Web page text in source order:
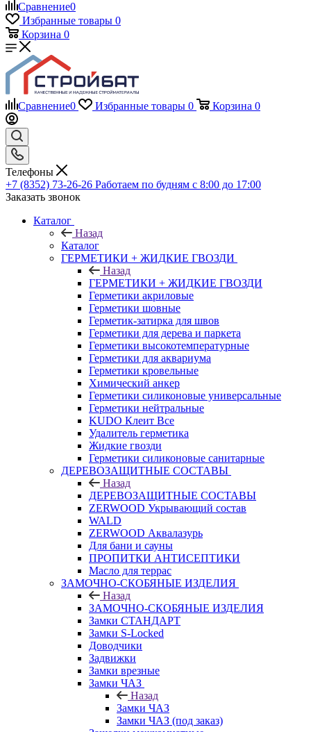
Сравнение0
Избранные товары 0
Корзина 0
Сравнение0 Избранные товары 0 Корзина 0
Телефоны
+7 (8352) 73-26-26 Работаем по будням с 8:00 до 17:00
Заказать звонок
Каталог
Назад
Каталог
ГЕРМЕТИКИ + ЖИДКИЕ ГВОЗДИ
Назад
ГЕРМЕТИКИ + ЖИДКИЕ ГВОЗДИ
Герметики акриловые
Герметики шовные
Герметик-затирка для швов
Герметики для дерева и паркета
Герметики высокотемпературные
Герметики для аквариума
Герметики кровельные
Химический анкер
Герметики силиконовые универсальные
Герметики нейтральные
KUDO Клеит Все
Удалитель герметика
Жидкие гвозди
Герметики силиконовые санитарные
ДЕРЕВОЗАЩИТНЫЕ СОСТАВЫ
Назад
ДЕРЕВОЗАЩИТНЫЕ СОСТАВЫ
ZERWOOD Укрывающий состав
WALD
ZERWOOD Аквалазурь
Для бани и сауны
ПРОПИТКИ АНТИСЕПТИКИ
Масло для террас
ЗАМОЧНО-СКОБЯНЫЕ ИЗДЕЛИЯ
Назад
ЗАМОЧНО-СКОБЯНЫЕ ИЗДЕЛИЯ
Замки СТАНДАРТ
Замки S-Locked
Доводчики
Задвижки
Замки врезные
Замки ЧАЗ
Назад
Замки ЧАЗ
Замки ЧАЗ (под заказ)